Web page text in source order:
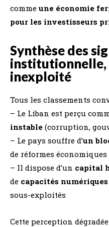
comme une économie
pour les investisseurs
Synthèse des
inexploité
Tous les classements
– Le Liban est perçu
instable (corruption,
– Le pays souffre d’un
de réformes
– Il dispose d’un capital
de capacités
sous-exploités
Cette perception